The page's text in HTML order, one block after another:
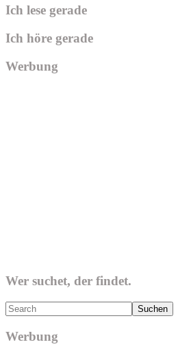
Ich lese gerade
Ich höre gerade
Werbung
Wer suchet, der findet.
Search
Werbung